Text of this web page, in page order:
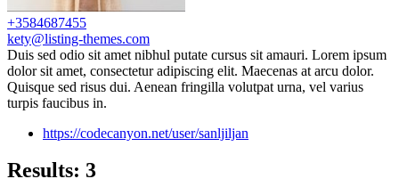
+3584687455
kety@listing-themes.com
Duis sed odio sit amet nibhul putate cursus sit amauri. Lorem ipsum
dolor sit amet, consectetur adipiscing elit. Maecenas at arcu dolor.
Quisque sed risus dui. Aenean fringilla volutpat urna, vel varius
turpis faucibus in.
https://codecanyon.net/user/sanljiljan
Results: 3